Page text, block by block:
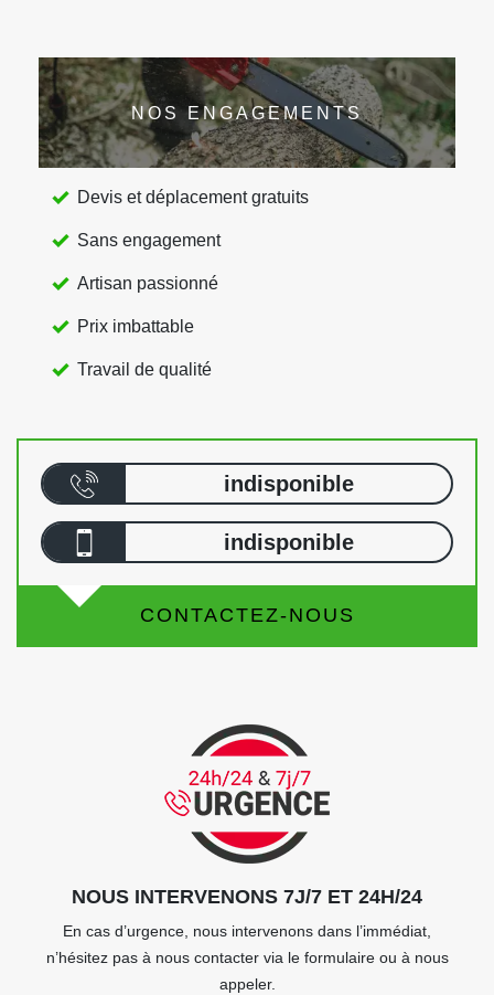
NOS ENGAGEMENTS
Devis et déplacement gratuits
Sans engagement
Artisan passionné
Prix imbattable
Travail de qualité
indisponible
indisponible
CONTACTEZ-NOUS
NOUS INTERVENONS 7J/7 ET 24H/24
En cas d’urgence, nous intervenons dans l’immédiat,
n’hésitez pas à nous contacter via le formulaire ou à nous
appeler.